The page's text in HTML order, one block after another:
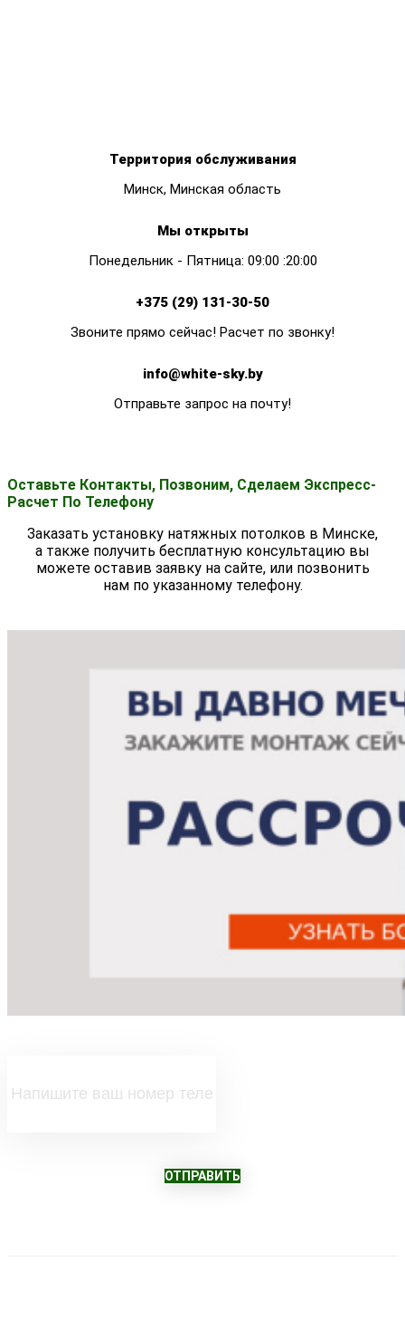
Территория обслуживания
Минск, Минская область
Мы открыты
Понедельник - Пятница: 09:00 :20:00
+375 (29) 131-30-50
Звоните прямо сейчас! Расчет по звонку!
info@white-sky.by
Отправьте запрос на почту!
Оставьте Контакты, Позвоним, Сделаем Экспресс-
Расчет По Телефону
Заказать установку натяжных потолков в Минске,
а также получить бесплатную консультацию вы
можете оставив заявку на сайте, или позвонить
нам по указанному телефону.
ОТПРАВИТЬ